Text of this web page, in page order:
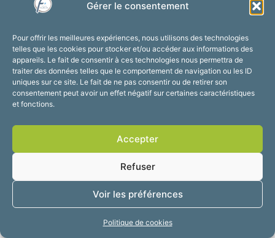
Gérer le consentement
Pour offrir les meilleures expériences, nous utilisons des technologies
telles que les cookies pour stocker et/ou accéder aux informations des
appareils. Le fait de consentir à ces technologies nous permettra de
traiter des données telles que le comportement de navigation ou les ID
uniques sur ce site. Le fait de ne pas consentir ou de retirer son
consentement peut avoir un effet négatif sur certaines caractéristiques
et fonctions.
Accepter
Refuser
Voir les préférences
Politique de cookies
Nous contacter
Du lundi au vendredi :
de 8h30 à 12h et de 13h30 à 17h30
Suivez-nous !
Mentions légales
Plan du site
Confidentialité
2025 © Propulsé par
Utopia